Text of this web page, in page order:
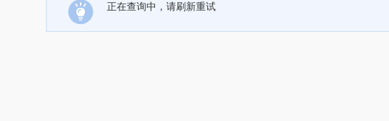
正在查询中，请刷新重试